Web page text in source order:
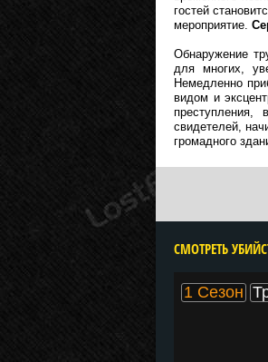
гостей
мероприятие.
Обнаружение
для многих,
Немедленно
видом и
преступления,
свидетелей,
громадного
1 Сезон